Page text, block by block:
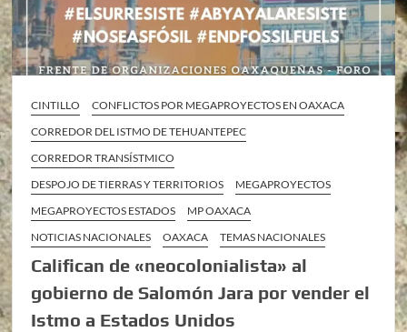
CINTILLO
CONFLICTOS POR MEGAPROYECTOS EN OAXACA
CORREDOR DEL ISTMO DE TEHUANTEPEC
CORREDOR TRANSÍSTMICO
DESPOJO DE TIERRAS Y TERRITORIOS
MEGAPROYECTOS
MEGAPROYECTOS ESTADOS
MP OAXACA
NOTICIAS NACIONALES
OAXACA TEMAS NACIONALES
Califican de «neocolonialista» al
gobierno de Salomón Jara por vender el
Istmo a Estados Unidos